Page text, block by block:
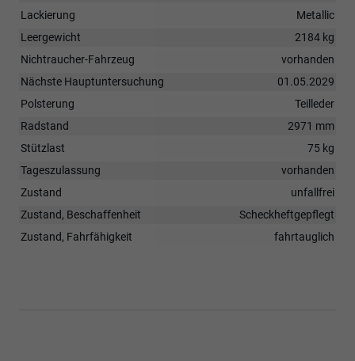
Lackierung
Metallic
Leergewicht
2184 kg
Nichtraucher-Fahrzeug
vorhanden
Nächste Hauptuntersuchung
01.05.2029
Polsterung
Teilleder
Radstand
2971 mm
Stützlast
75 kg
Tageszulassung
vorhanden
Zustand
unfallfrei
Zustand, Beschaffenheit
Scheckheftgepflegt
Zustand, Fahrfähigkeit
fahrtauglich